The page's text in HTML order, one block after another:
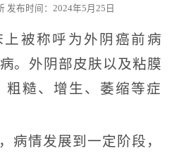
发布时间：2024年5月25日
被称呼为外阴癌前病
。外阴部皮肤以及粘膜
粗糙、增生、萎缩等症
病情发展到一定阶段，